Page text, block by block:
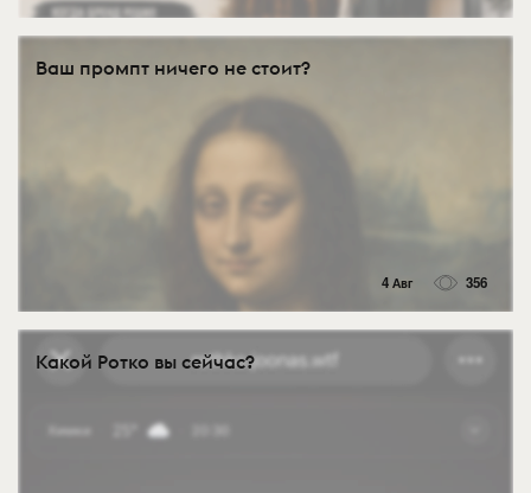
Ваш промпт ничего не стоит?
4 Авг 356
Какой Ротко вы сейчас?